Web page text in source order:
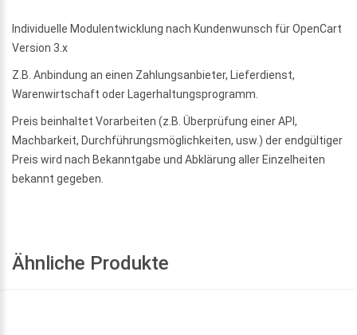
Individuelle Modulentwicklung nach Kundenwunsch für OpenCart
Version 3.x
Z.B. Anbindung an einen Zahlungsanbieter, Lieferdienst,
Warenwirtschaft oder Lagerhaltungsprogramm.
Preis beinhaltet Vorarbeiten (z.B. Überprüfung einer API,
Machbarkeit, Durchführungsmöglichkeiten, usw.) der endgültiger
Preis wird nach Bekanntgabe und Abklärung aller Einzelheiten
bekannt gegeben.
Ähnliche Produkte